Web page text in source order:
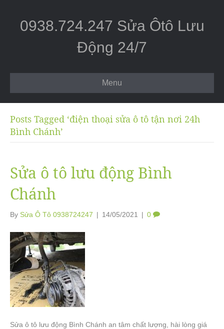
0938.724.247 Sửa Ôtô Lưu
Động 24/7
Menu
Posts Tagged ‘điện thoại sửa ô tô tận nơi 24h
Bình Chánh’
Sửa ô tô lưu động Bình
Chánh
By Sửa Ô Tô 0938724247 | 14/05/2021 | 0
Sửa ô tô lưu động Bình Chánh an tâm chất lượng, hài lòng giá